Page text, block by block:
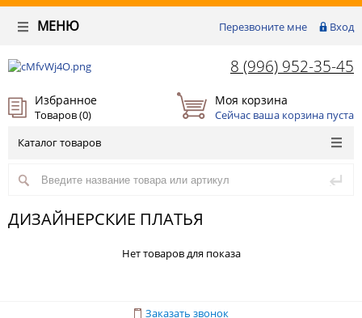
Перезвоните мне Вход
МЕНЮ
8 (996) 952-35-45
Избранное
Товаров (0)
Моя корзина
Сейчас ваша корзина пуста
Каталог товаров
ДИЗАЙНЕРСКИЕ ПЛАТЬЯ
Нет товаров для показа
Заказать звонок